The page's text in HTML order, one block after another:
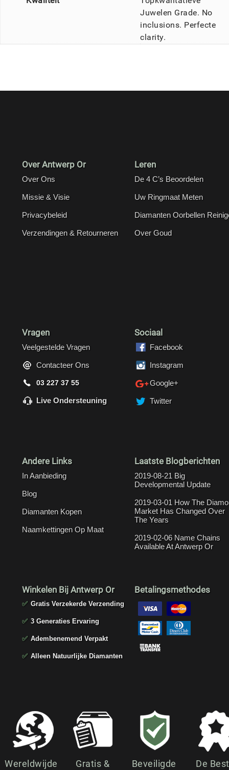
Juwelen Grade. No
inclusions. Perfecte
clarity.
Over Antwerp Or
Over Ons
Missie & Visie
Privacybeleid
Verzendingen & Retourneren
Leren
De 4 C’s Beoordelen
Uw Ringmaat Meten
Diamanten Oorbellen
Over Goud
Vragen
Veelgestelde Vragen
Contacteer Ons
03 227 37 55
Live Ondersteuning
Sociaal
Facebook
Instagram
Google+
Twitter
Andere Links
In Aanbieding
Blog
Diamanten Kopen
Naamkettingen Op Maat
Laatste Blogberichten
2019-08-21 Big
Developmental Update
2019-03-01 How The
Market Has Changed Over
The Years
2019-02-06 Name Chains
Available At Antwerp Or
Winkelen Bij Antwerp Or
✅ Gratis Verzekerde Verzending
✅ 3 Generaties Ervaring
✅ Adembenemend Verpakt
✅ Alleen Natuurlijke Diamanten
Betalingsmethodes
Wereldwijde
Gratis &
Beveiligde
De